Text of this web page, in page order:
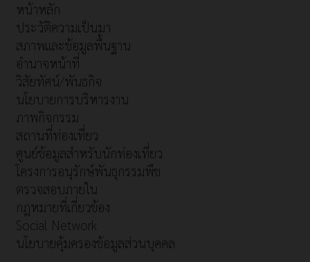
หน้าหลัก
ประวัติความเป็นมา
สภาพและข้อมูลพื้นฐาน
อำนาจหน้าที่
วิสัยทัศน์/พันธกิจ
นโยบายการบริหารงาน
ภาพกิจกรรม
สถานที่ท่องเที่ยว
ศูนย์ข้อมูลสำหรับนักท่องเที่ยว
โครงการอนุรักษ์พันธุกรรมพืช
ตรวจสอบภายใน
กฎหมายที่เกี่ยวข้อง
Social Network
นโยบายคุ้มครองข้อมูลส่วนบุคคล